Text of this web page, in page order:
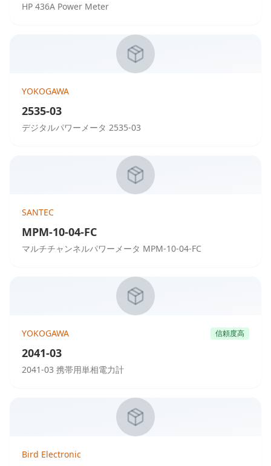
HP 436A Power Meter
YOKOGAWA
2535-03
デジタルパワーメータ 2535-03
SANTEC
MPM-10-04-FC
マルチチャンネルパワーメータ MPM-10-04-FC
YOKOGAWA 信頼度高
2041-03
2041-03 携帯用単相電力計
Bird Electronic